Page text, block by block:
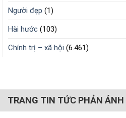
Người đẹp (1)
Hài hước (103)
Chính trị – xã hội (6.461)
TRANG TIN TỨC PHẢN